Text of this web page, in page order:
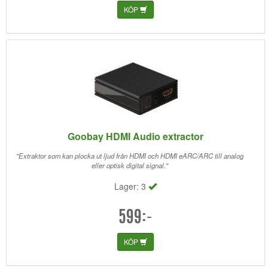
KÖP
Goobay HDMI Audio extractor
"Extraktor som kan plocka ut ljud från HDMI och HDMI eARC/ARC till analog
eller optisk digital signal."
Lager: 3
599:-
KÖP